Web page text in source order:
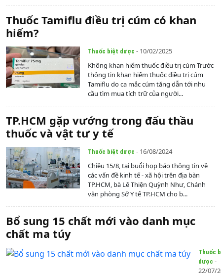
Thuốc Tamiflu điều trị cúm có khan
hiếm?
Thuốc biệt dược - 10/02/2025
Không khan hiếm thuốc điều trị cúm Trước
thông tin khan hiếm thuốc điều trị cúm
Tamiflu do ca mắc cúm tăng dẫn tới nhu
cầu tìm mua tích trữ của người...
TP.HCM gặp vướng trong đấu thầu
thuốc và vật tư y tế
Thuốc biệt dược - 16/08/2024
Chiều 15/8, tại buổi họp báo thông tin về
các vấn đề kinh tế - xã hội trên địa bàn
TP.HCM, bà Lê Thiện Quỳnh Như, Chánh
văn phòng Sở Y tế TP.HCM cho b...
Bổ sung 15 chất mới vào danh mục
chất ma túy
Thuốc
dược -
22/07/